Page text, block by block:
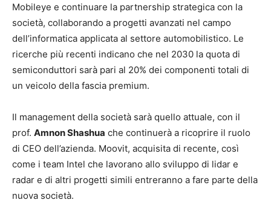
Mobileye e continuare la partnership strategica con la
società, collaborando a progetti avanzati nel campo
dell’informatica applicata al settore automobilistico. Le
ricerche più recenti indicano che nel 2030 la quota di
semiconduttori sarà pari al 20% dei componenti totali di
un veicolo della fascia premium.
Il management della società sarà quello attuale, con il
prof. Amnon Shashua che continuerà a ricoprire il ruolo
di CEO dell’azienda. Moovit, acquisita di recente, così
come i team Intel che lavorano allo sviluppo di lidar e
radar e di altri progetti simili entreranno a fare parte della
nuova società.